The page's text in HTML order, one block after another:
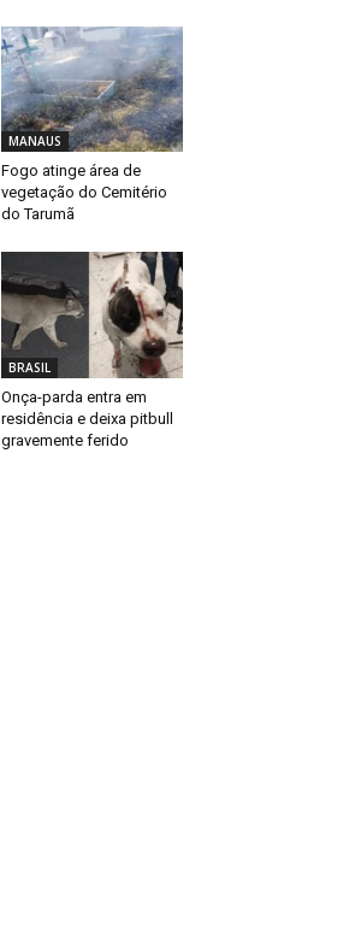
MANAUS
Fogo atinge área de
vegetação do Cemitério
do Tarumã
BRASIL
Onça-parda entra em
residência e deixa pitbull
gravemente ferido